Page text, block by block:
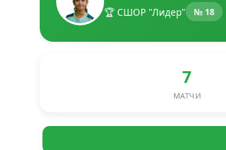
🏆 СШОР "Лидер" № 18
7
МАТЧИ